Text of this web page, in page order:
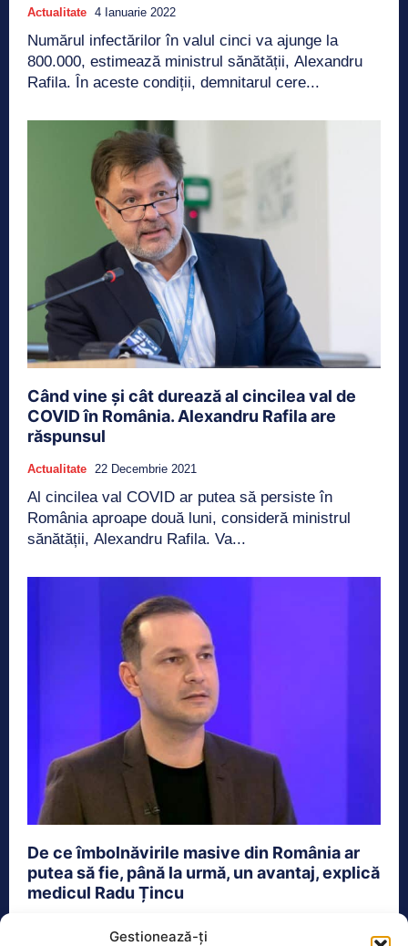
Gestionează-ți
Actualitate 4 Ianuarie 2022
Numărul infectărilor în valul cinci va ajunge la
800.000, estimează ministrul sănătății, Alexandru
Rafila. În aceste condiții, demnitarul cere...
Când vine și cât durează al cincilea val de
COVID în România. Alexandru Rafila are
răspunsul
Actualitate 22 Decembrie 2021
Al cincilea val COVID ar putea să persiste în
România aproape două luni, consideră ministrul
sănătății, Alexandru Rafila. Va...
De ce îmbolnăvirile masive din România ar
putea să fie, până la urmă, un avantaj, explică
medicul Radu Țincu